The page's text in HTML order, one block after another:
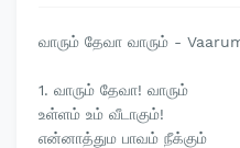
வாரும் தேவா வாரும் -
1. வாரும் தேவா! வாரும்
உள்ளம் உம் வீடாகும்!
என்னாத்தும பாவம் நீக்கும்